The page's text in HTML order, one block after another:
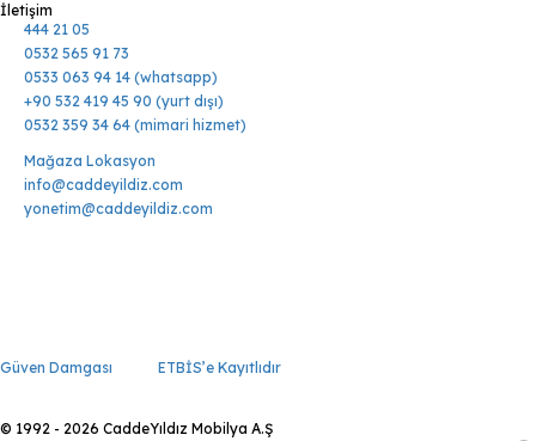
İletişim
444 21 05
0532 565 91 73
0533 063 94 14 (whatsapp)
+90 532 419 45 90 (yurt dışı)
0532 359 34 64 (mimari hizmet)
Mağaza Lokasyon
info@caddeyildiz.com
yonetim@caddeyildiz.com
Güven Damgası ETBİS’e Kayıtlıdır
© 1992 - 2026 CaddeYıldız Mobilya A.Ş